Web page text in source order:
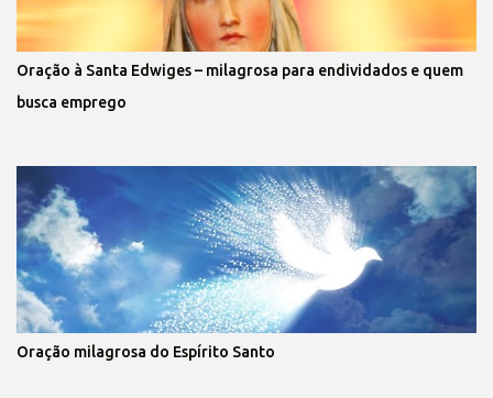
Oração à Santa Edwiges – milagrosa para endividados e quem
busca emprego
Oração milagrosa do Espírito Santo